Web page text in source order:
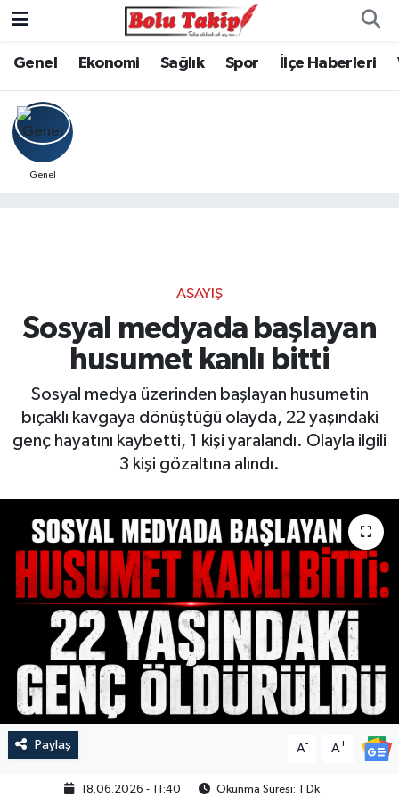
Genel Ekonomi Sağlık Spor İlçe Haberleri
Genel
ASAYIŞ
Sosyal medyada başlayan
husumet kanlı bitti
Sosyal medya üzerinden başlayan husumetin
bıçaklı kavgaya dönüştüğü olayda, 22 yaşındaki
genç hayatını kaybetti, 1 kişi yaralandı. Olayla ilgili
3 kişi gözaltına alındı.
Paylaş A- A+
18.06.2026 - 11:40 Okunma Süresi: 1 Dk